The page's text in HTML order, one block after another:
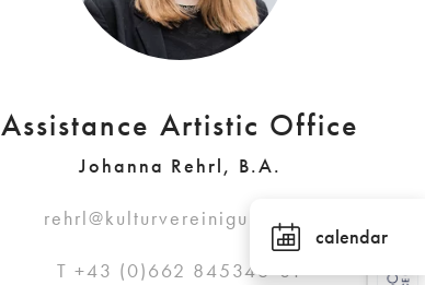
Assistance Artistic Office
Johanna Rehrl, B.A.
rehrl@kulturvereinigung.com
T +43 (0)662 845346-81
calendar